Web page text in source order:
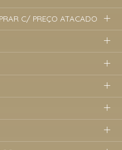
C/ PREÇO ATACADO